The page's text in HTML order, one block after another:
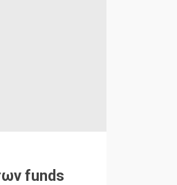
funds